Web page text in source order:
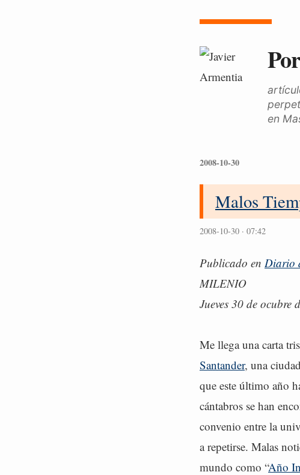
en
2008-10-30
Malos
2008-10-30 · 07:42
Publicado en Diario
MILENIO
Jueves 30 de ocubre
Me llega una carta
Santander, una
que este último año
cántabros se han
convenio entre la
a repetirse. Malas
mundo como “Año